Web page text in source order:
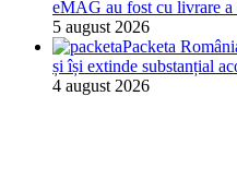
eMAG au fost cu livrare a
5 august 2026
Packeta
și își extinde substanțial
4 august 2026